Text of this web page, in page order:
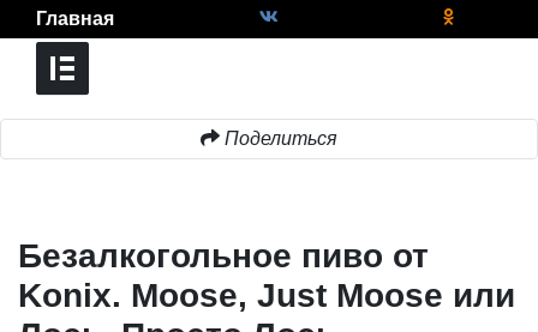
Главная
Поделиться
Безалкогольное пиво от
Konix. Moose, Just Moose или